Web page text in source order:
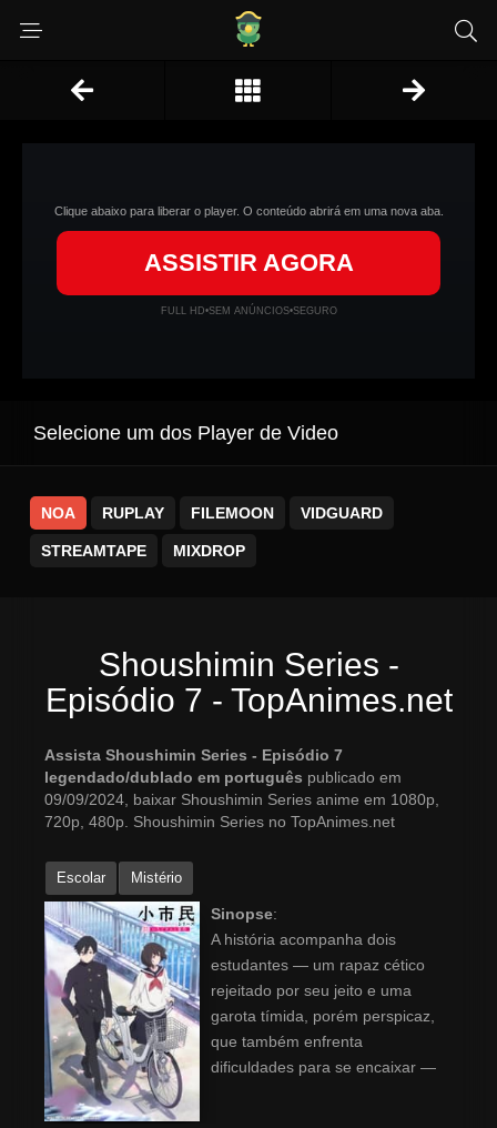
Clique abaixo para liberar o player. O conteúdo abrirá em uma nova aba.
ASSISTIR AGORA
FULL HD•SEM ANÚNCIOS•SEGURO
Selecione um dos Player de Video
NOA RUPLAY FILEMOON VIDGUARD
STREAMTAPE MIXDROP
Shoushimin Series -
Episódio 7 - TopAnimes.net
Assista Shoushimin Series - Episódio 7
legendado/dublado em português publicado em
09/09/2024, baixar Shoushimin Series anime em 1080p,
720p, 480p. Shoushimin Series no TopAnimes.net
Escolar Mistério
Sinopse:
A história acompanha dois
estudantes — um rapaz cético
rejeitado por seu jeito e uma
garota tímida, porém perspicaz,
que também enfrenta
dificuldades para se encaixar —